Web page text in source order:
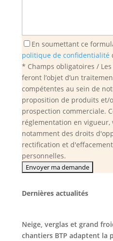
En soumettant ce
politique de confidentialité
* Champs obligatoires /
feront l’objet d’un
compétentes au sein de
proposition de produits et/
prospection commerciale.
réglementation en vigueur,
notamment des droits
rectification et
personnelles.
Dernières actualités
Neige, verglas et grand
chantiers BTP adaptent la